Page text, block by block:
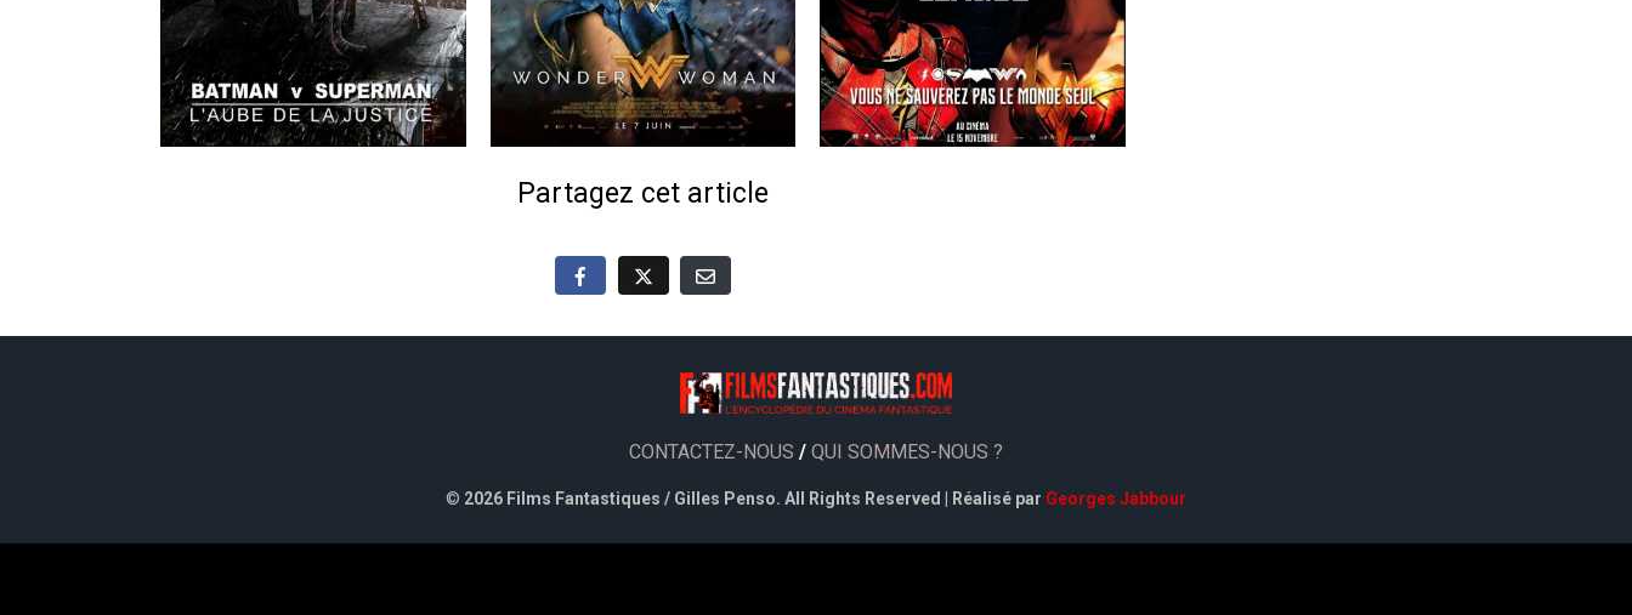
Partagez cet article
CONTACTEZ-NOUS / QUI SOMMES-NOUS ?
© 2026 Films Fantastiques / Gilles Penso. All Rights Reserved | Réalisé par Georges Jabbour